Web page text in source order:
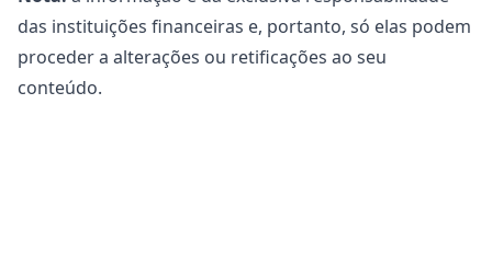
das instituições financeiras e, portanto, só elas podem
proceder a alterações ou retificações ao seu
conteúdo.